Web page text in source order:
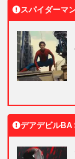
スパイダーマン
デアデビルBA